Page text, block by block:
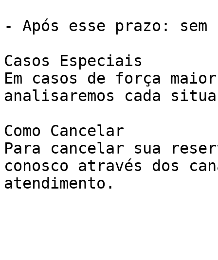
- Após esse prazo: sem
Casos Especiais
Em casos de força
analisaremos cada
Como Cancelar
Para cancelar sua
conosco através dos